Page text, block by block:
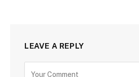
LEAVE A REPLY